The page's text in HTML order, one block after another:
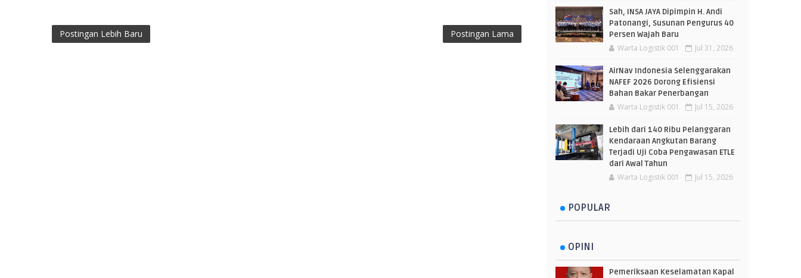
Postingan Lebih Baru Postingan Lama
Sah, INSA JAYA Dipimpin H. Andi
Patonangi, Susunan Pengurus 40
Persen Wajah Baru
Warta Logistik 001 Jul 31, 2026
AirNav Indonesia Selenggarakan
NAFEF 2026 Dorong Efisiensi
Bahan Bakar Penerbangan
Warta Logistik 001 Jul 15, 2026
Lebih dari 140 Ribu Pelanggaran
Kendaraan Angkutan Barang
Terjadi Uji Coba Pengawasan ETLE
dari Awal Tahun
Warta Logistik 001 Jul 15, 2026
POPULAR
OPINI
Pemeriksaan Keselamatan Kapal